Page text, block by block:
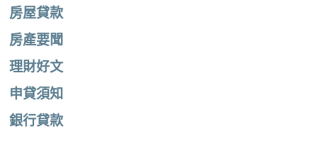
房屋貸款
房產要聞
理財好文
申貸須知
銀行貸款